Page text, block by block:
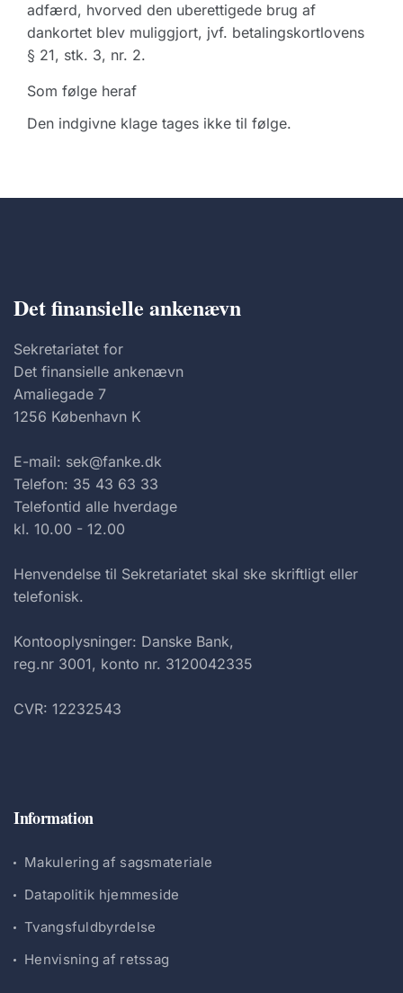
adfærd, hvorved den uberettigede brug af
dankortet blev muliggjort, jvf. betalingskortlovens
§ 21, stk. 3, nr. 2.
Som følge heraf
Den indgivne klage tages ikke til følge.
Det finansielle ankenævn
Sekretariatet for
Det finansielle ankenævn
Amaliegade 7
1256 København K
E-mail: sek@fanke.dk
Telefon: 35 43 63 33
Telefontid alle hverdage
kl. 10.00 - 12.00
Henvendelse til Sekretariatet skal ske skriftligt eller
telefonisk.
Kontooplysninger: Danske Bank,
reg.nr 3001, konto nr. 3120042335
CVR: 12232543
Information
Makulering af sagsmateriale
Datapolitik hjemmeside
Tvangsfuldbyrdelse
Henvisning af retssag